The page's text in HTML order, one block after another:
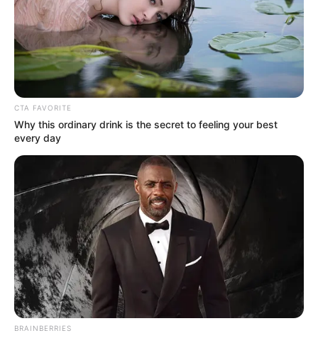
CTA FAVORITE
Why this ordinary drink is the secret to feeling your best
every day
BRAINBERRIES